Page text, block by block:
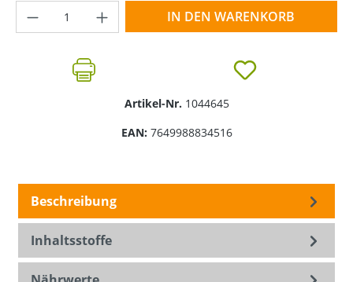
Produkt Anzahl: Gib den gewünschten
IN DEN WARENKORB
Artikel-Nr. 1044645
EAN: 7649988834516
Beschreibung
Inhaltsstoffe